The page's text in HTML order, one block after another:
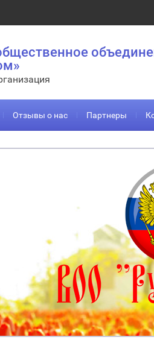
Отзывы о нас Партнеры